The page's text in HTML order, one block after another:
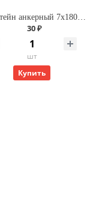
30 ₽
шт
Купить